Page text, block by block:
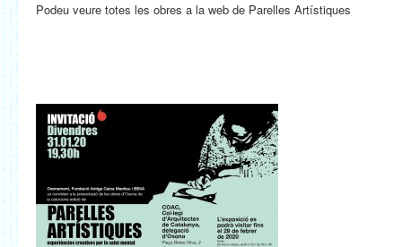
Podeu veure totes les obres a la web de Parelles Artístiques